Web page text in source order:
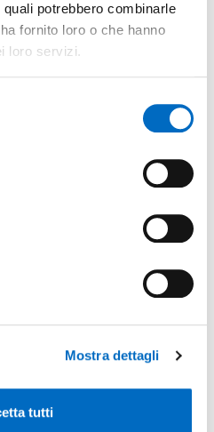
potrebbero combinarle
fornito loro o che hanno
loro servizi.
Mostra dettagli
tutti
folder.
do not hesitate to